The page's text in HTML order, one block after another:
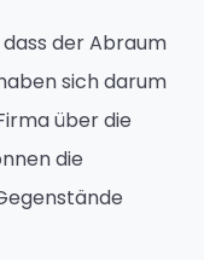
der Abraum
sich darum
über die
die